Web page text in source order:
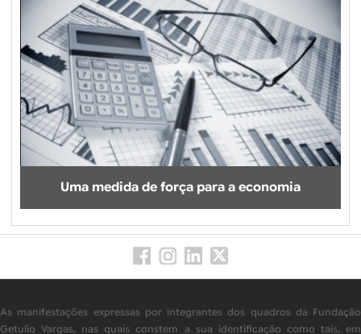
Uma medida de força para a economia
As manifestações expressas por integrantes dos quadros da Fundação
Getulio Vargas, nas quais constem a sua identificação como tais, em